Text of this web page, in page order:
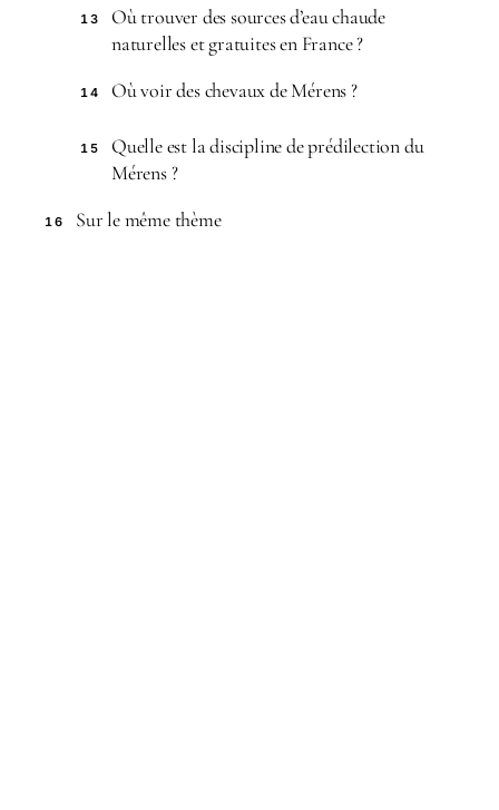
13
Où trouver des sources d’eau chaude
naturelles et gratuites en France ?
14 Où voir des chevaux de Mérens ?
15
Quelle est la discipline de prédilection du
Mérens ?
16 Sur le même thème